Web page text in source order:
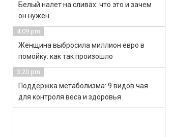
Белый налет на сливах: что это и зачем
он нужен
4:09 pm
Женщина выбросила миллион евро в
помойку: как так произошло
3:20 pm
Поддержка метаболизма: 9 видов чая
для контроля веса и здоровья